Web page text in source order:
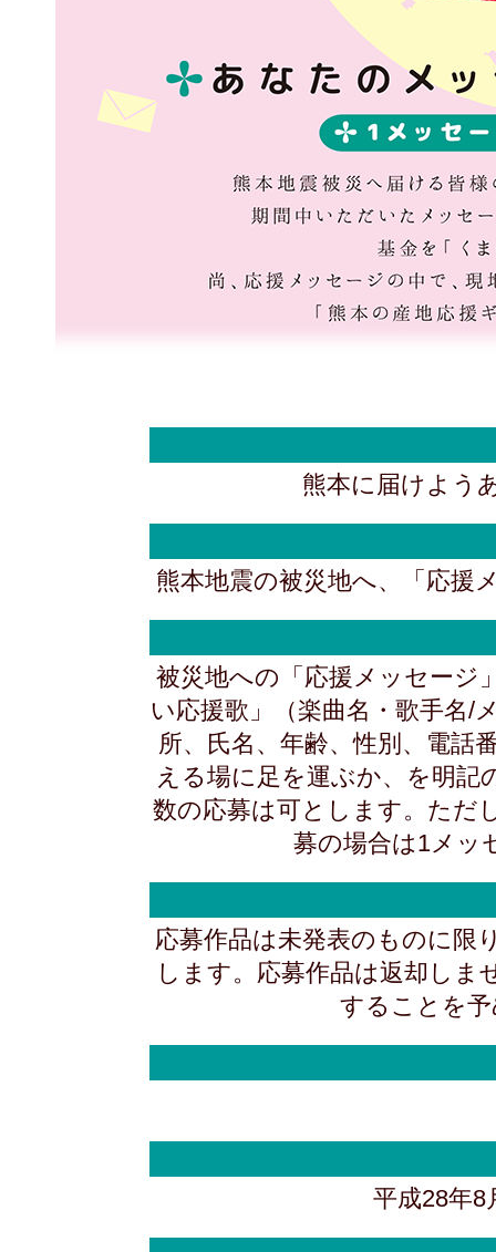
熊本に届けよう
熊本地震の被災地へ、「応援
被災地への「応援メッセージ
い応援歌」（楽曲名・歌手名/
所、氏名、年齢、性別、電話
える場に足を運ぶか、を明記
数の応募は可とします。ただ
募の場合は1メッ
応募作品は未発表のものに限
します。応募作品は返却しま
することを
平成28年8